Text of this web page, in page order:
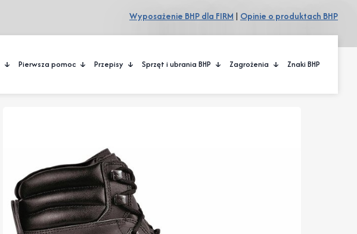
Wyposażenie BHP dla FIRM | Opinie o produktach BHP
Pierwsza pomoc Przepisy Sprzęt i ubrania BHP Zagrożenia Znaki BHP